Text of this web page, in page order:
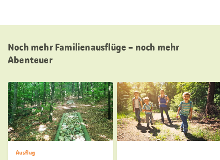
Noch mehr Familienausflüge – noch mehr
Abenteuer
Ausflug